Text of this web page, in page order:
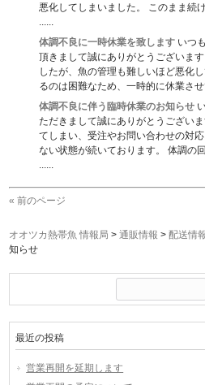
悪化してしまいました。 このまま続
......
体調不良に一時休業を致します いつ
頂きまして誠にありがとうございま
したが、魚の管理も難しいほど悪化
るのは困難なため、一時的に休業さ
体調不良に伴う臨時休業のお知らせ
ただきまして誠にありがとうござい
てしまい、受注やお問い合わせの対
ない状態が続いております。 体調の
......
« 前のページ
オオツカ熱帯魚 情報局 >通販情報 > 配送情
知らせ
索:
最近の投稿
営業再開を延期します